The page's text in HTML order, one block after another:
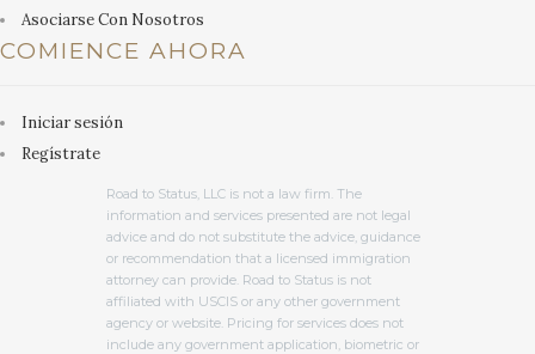
Asociarse Con Nosotros
COMIENCE AHORA
Iniciar sesión
Regístrate
Road to Status, LLC is not a law firm. The
information and services presented are not legal
advice and do not substitute the advice, guidance
or recommendation that a licensed immigration
attorney can provide. Road to Status is not
affiliated with USCIS or any other government
agency or website. Pricing for services does not
include any government application, biometric or